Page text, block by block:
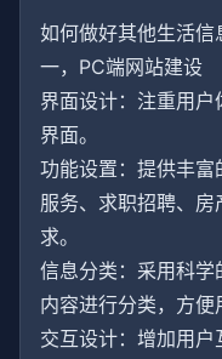
如何做好其他生活信
一，PC端网站建设
界面设计：注重用
界面。
功能设置：提供丰
服务、求职招聘、
求。
信息分类：采用科
内容进行分类，方便
交互设计：增加用